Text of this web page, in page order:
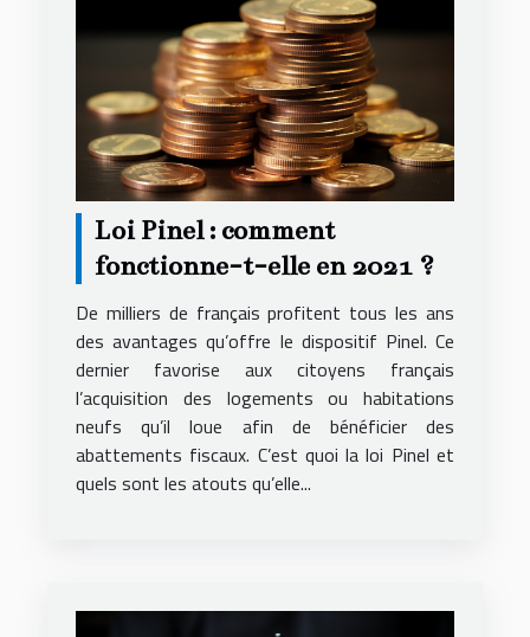
Loi Pinel : comment
fonctionne-t-elle en 2021 ?
De milliers de français profitent tous les ans
des avantages qu’offre le dispositif Pinel. Ce
dernier favorise aux citoyens français
l’acquisition des logements ou habitations
neufs qu’il loue afin de bénéficier des
abattements fiscaux. C’est quoi la loi Pinel et
quels sont les atouts qu’elle...